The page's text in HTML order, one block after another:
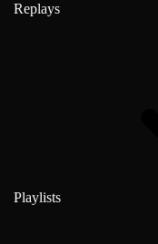
Replays
Playlists